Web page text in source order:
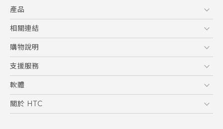
產品
5G
智慧型手機
配件
相關連結
HTC Research
購物說明
購物須知
訂單管理
付款方式
支援服務
到府收送維修服務
服務中心資訊
客戶服務佈告欄
軟體
應用程式
關於 HTC